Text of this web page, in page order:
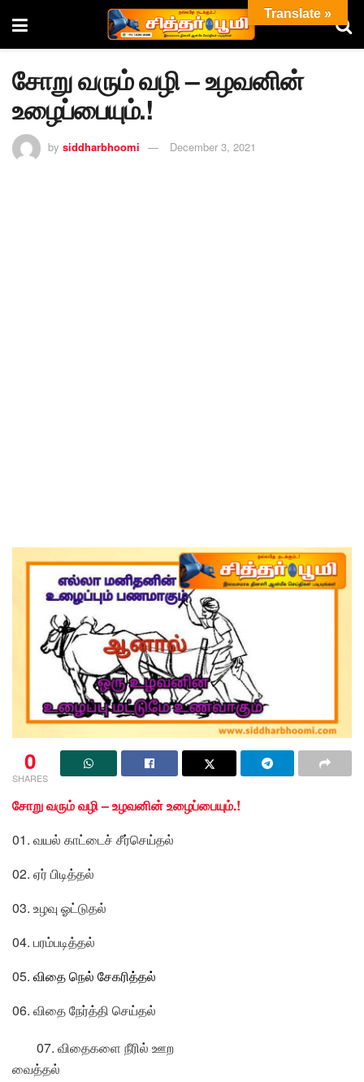
சோறு வரும் வழி – உழவனின்
உழைப்பையும்.!
by siddharbhoomi December 3, 2021
0
SHARES
சோறு வரும் வழி – உழவனின் உழைப்பையும்.!
01. வயல் காட்டைச் சீர்செய்தல்
02. ஏர் பிடித்தல்
03. உழவு ஓட்டுதல்
04. பரம்படித்தல்
05. விதை நெல் சேகரித்தல்
06. விதை நேர்த்தி செய்தல்
07. விதைகளை நீரில் ஊற
வைத்தல்
Translate »